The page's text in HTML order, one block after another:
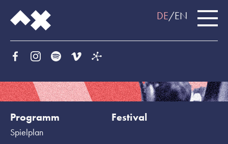
DE EN
Programm
Spielplan
Festival